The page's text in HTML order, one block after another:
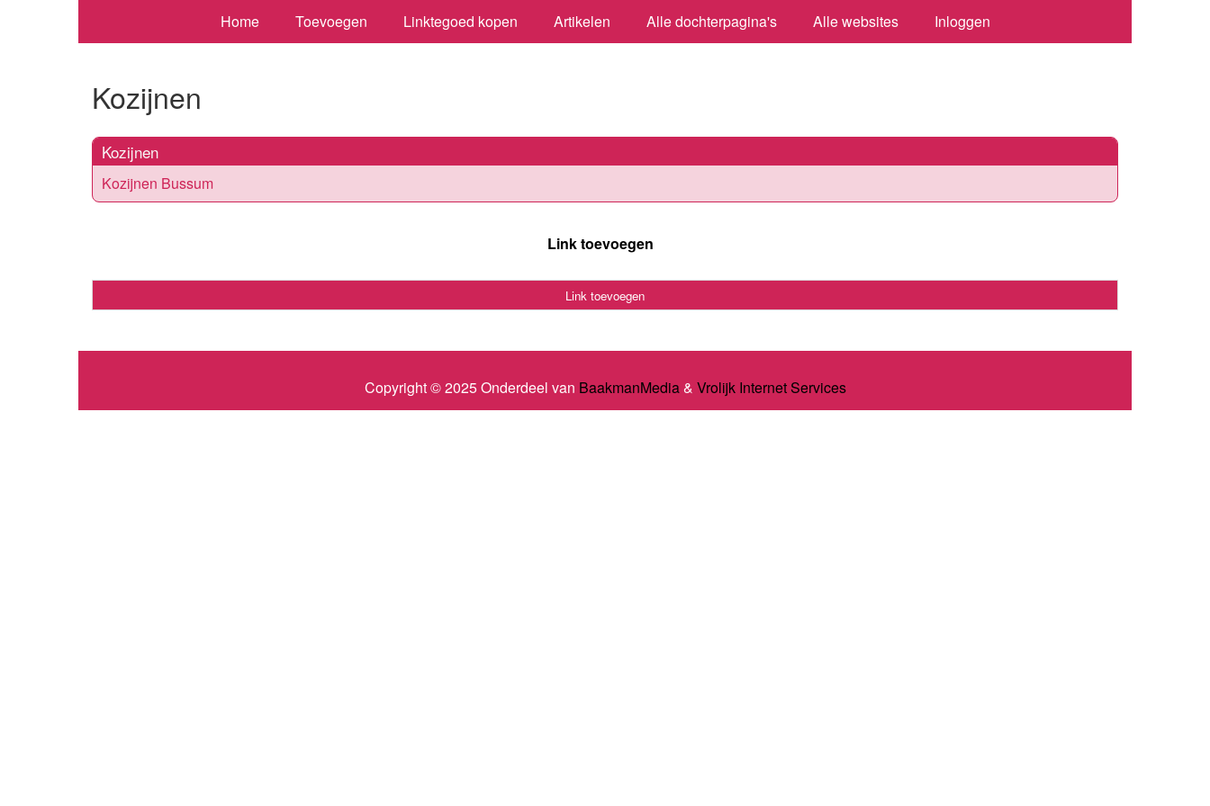
Home Toevoegen Linktegoed kopen Artikelen Alle dochterpagina's Alle websites Inloggen
Kozijnen
Kozijnen
Kozijnen Bussum
Link toevoegen
Link toevoegen
Copyright © 2025 Onderdeel van BaakmanMedia& Vrolijk Internet Services